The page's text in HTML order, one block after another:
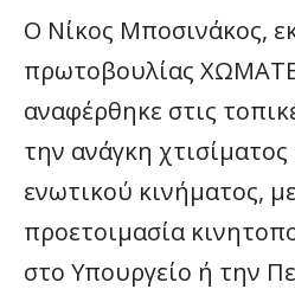
Ο Νίκος Μποσινάκος,
πρωτοβουλίας
αναφέρθηκε στις
την ανάγκη
ενωτικού κινήματος,
προετοιμασία
στο Υπουργείο ή την